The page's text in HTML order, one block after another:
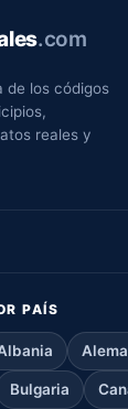
.com
de los códigos
reales y
PAÍS
Bulgaria